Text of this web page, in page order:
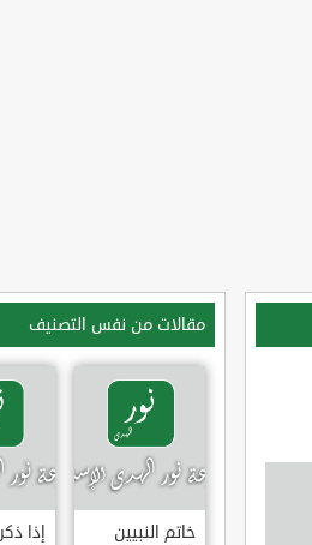
مقالات من نفس التصنيف
خاتم النبيين
إذا ذكر